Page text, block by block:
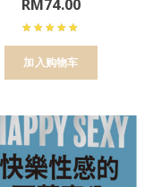
RM74.00
加入购物车